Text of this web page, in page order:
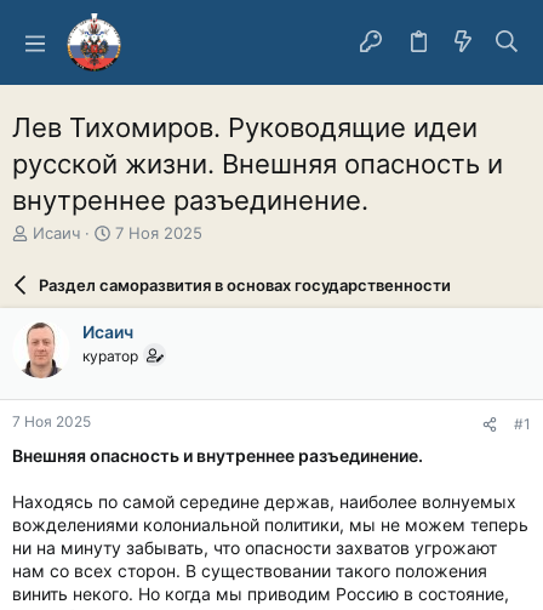
Лев Тихомиров. Руководящие идеи
русской жизни. Внешняя опасность и
внутреннее разъединение.
А
о
р
т
е
м
ы
Исаич
Д
а
а
ч
л
7 Ноя 2025
Раздел саморазвития в основах государственности
Исаич
куратор
7 Ноя 2025 #1
Внешняя опасность и внутреннее разъединение.
Находясь по самой середине держав, наиболее волнуемых
вожделениями колониальной политики, мы не можем теперь
ни на минуту забывать, что опасности захватов угрожают
нам со всех сторон. В существовании такого положения
винить некого. Но когда мы приводим Россию в состояние,